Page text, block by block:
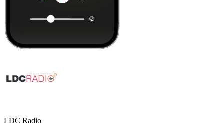
LDC Radio